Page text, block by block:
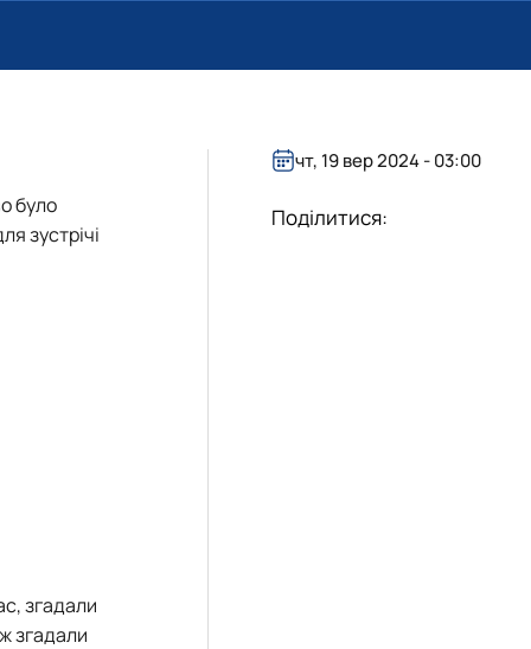
було
зустрічі
згадали
згадали
чт, 19 вер 2024 - 03:00
Поділитися: